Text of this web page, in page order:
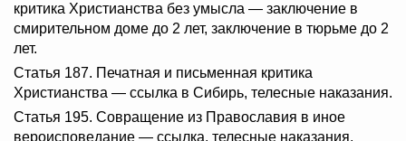
критика Христианства без умысла — заключение в
смирительном доме до 2 лет, заключение в тюрьме до 2
лет.
Статья 187. Печатная и письменная критика
Христианства — ссылка в Сибирь, телесные наказания.
Статья 195. Совращение из Православия в иное
вероисповедание — ссылка, телесные наказания,